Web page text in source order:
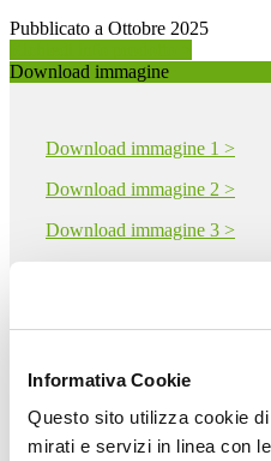
Informativa Cookie
Questo sito utilizza cookie
mirati e servizi in linea con
Pubblicato a Ottobre 2025
Download immagine
Download immagine 1 >
Download immagine 2 >
Download immagine 3 >
Download PDF